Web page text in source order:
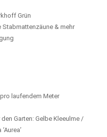
Grün
Stabmattenzäune & mehr
laufendem Meter
Garten: Gelbe Kleeulme /